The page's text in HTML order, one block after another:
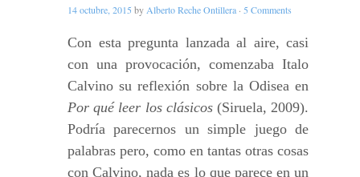
14 octubre, 2015 by Alberto Reche Ontillera · 5 Comments
Con esta pregunta lanzada al aire, casi
con una provocación, comenzaba Italo
Calvino su reflexión sobre la Odisea en
Por qué leer los clásicos(Siruela, 2009).
Podría parecernos un simple juego de
palabras pero, como en tantas otras cosas
con Calvino, nada es lo que parece en un